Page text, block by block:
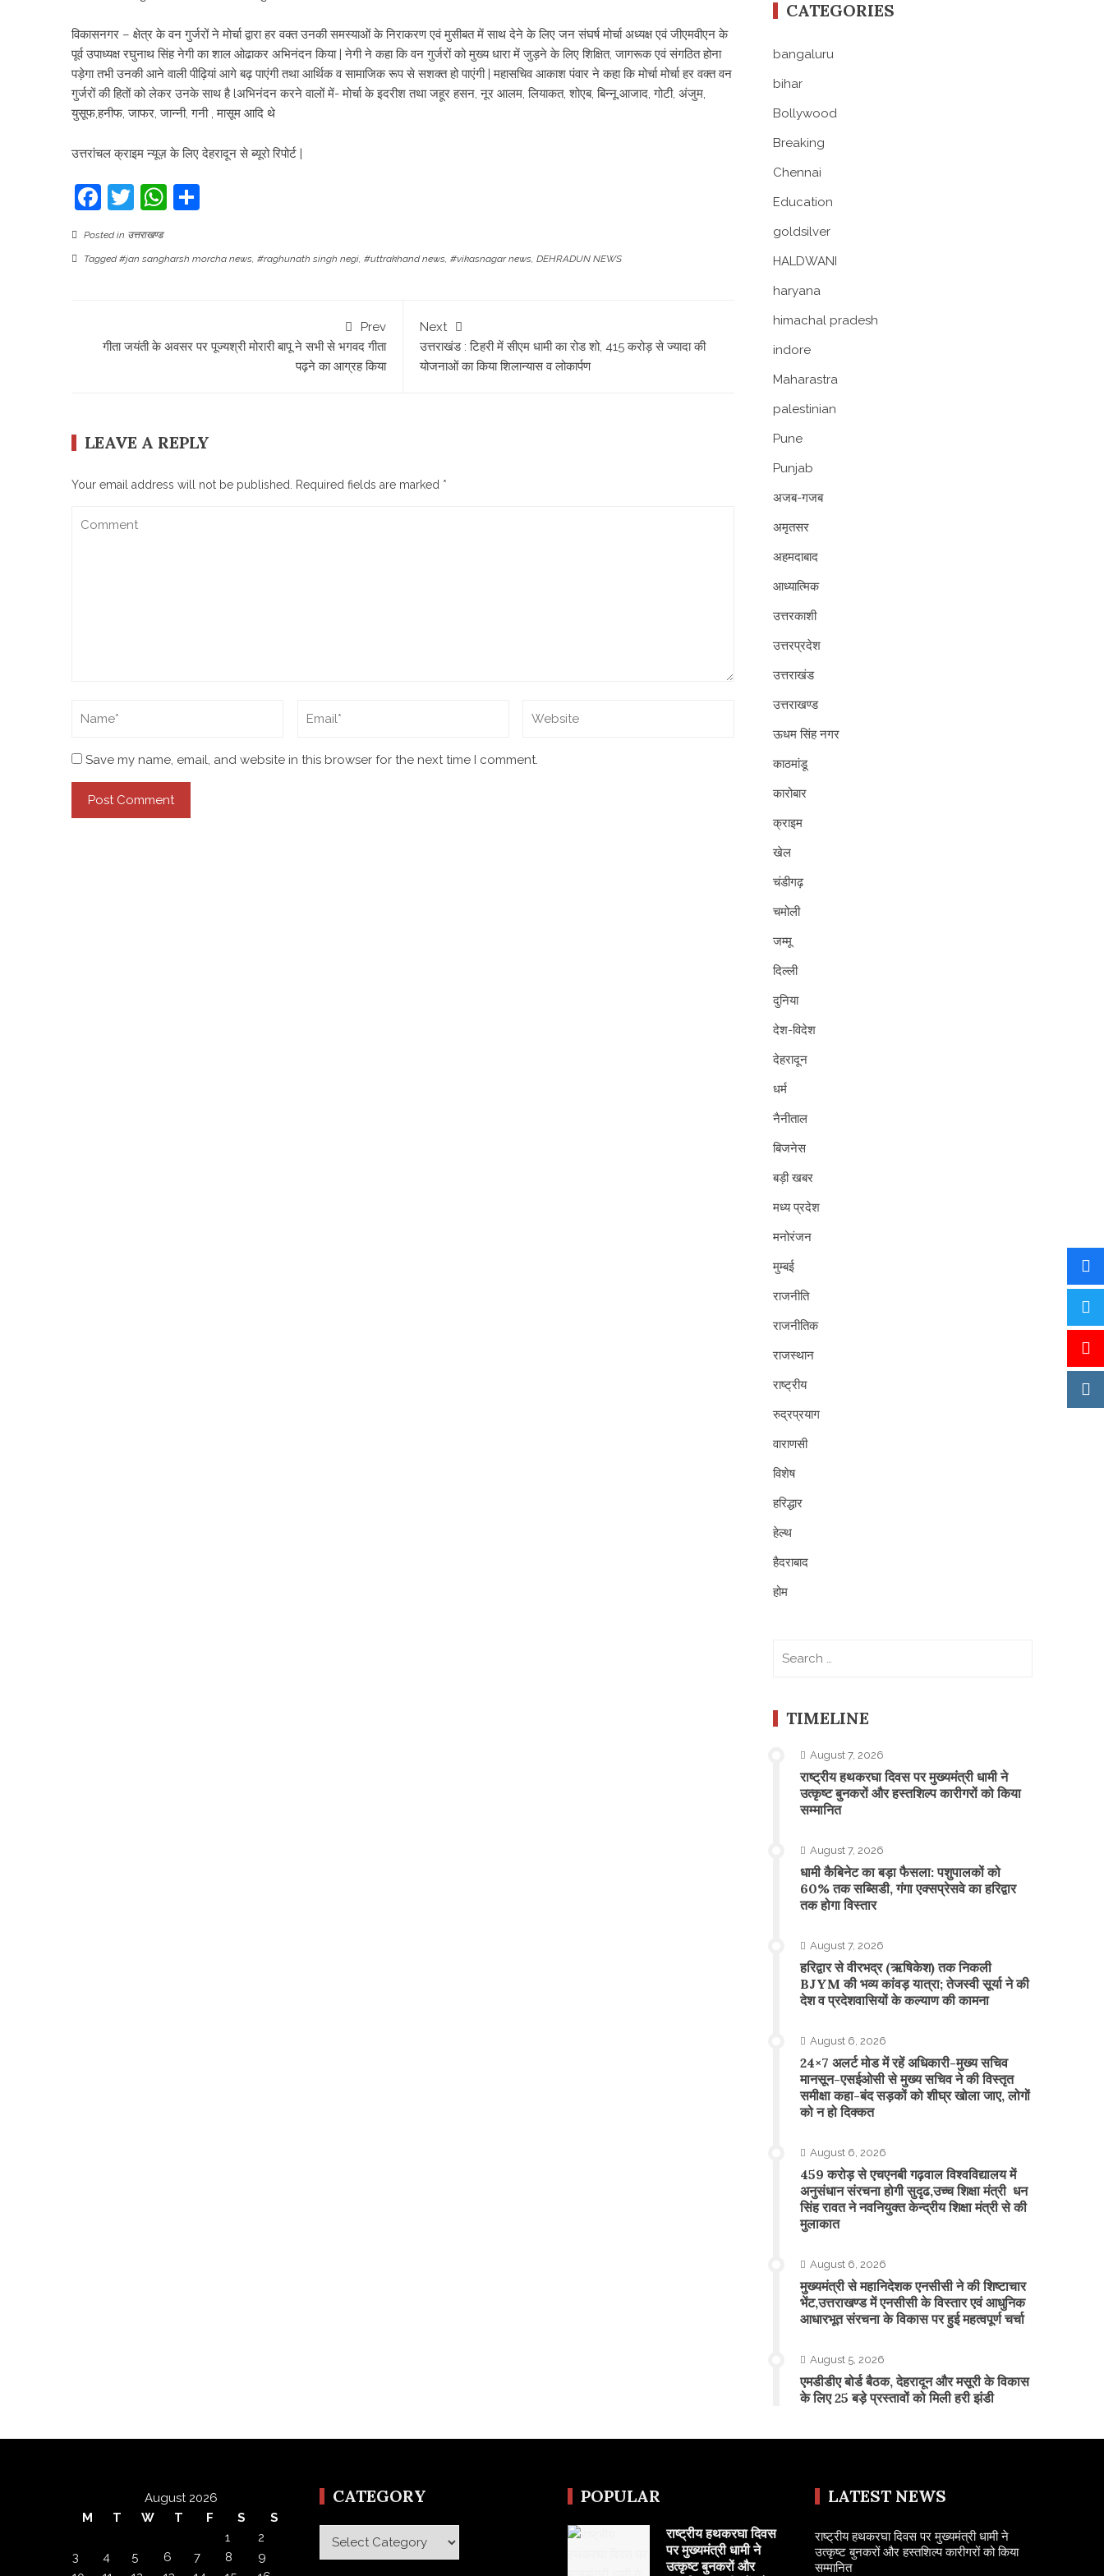
विकासनगर – क्षेत्र के वन गुर्जरों ने मोर्चा द्वारा हर वक्त उनकी समस्याओं के निराकरण एवं मुसीबत में साथ देने के लिए जन संघर्ष मोर्चा अध्यक्ष एवं जीएमवीएन के
पूर्व उपाध्यक्ष रघुनाथ सिंह नेगी का शाल ओढाकर अभिनंदन किया | नेगी ने कहा कि वन गुर्जरों को मुख्य धारा में जुड़ने के लिए शिक्षित, जागरूक एवं संगठित होना
पड़ेगा तभी उनकी आने वाली पीढ़ियां आगे बढ़ पाएंगी तथा आर्थिक व सामाजिक रूप से सशक्त हो पाएंगी | महासचिव आकाश पंवार ने कहा कि मोर्चा मोर्चा हर वक्त वन
गुर्जरों की हितों को लेकर उनके साथ है lअभिनंदन करने वालों में- मोर्चा के इदरीश तथा जहूर हसन, नूर आलम, लियाकत, शोएब, बिन्नू,आजाद, गोटी, अंजुम,
युसूफ,हनीफ, जाफर, जान्नी, गनी , मासूम आदि थे
उत्तरांचल क्राइम न्यूज़ के लिए देहरादून से ब्यूरो रिपोर्ट |
Facebook
TwitterWhatsApp
Posted in उत्तराखण्ड
Tagged#jan sangharsh morcha news, #raghunath singh negi, #uttrakhand news, #vikasnagar news, DEHRADUN NEWS
Prev
गीता जयंती के अवसर पर पूज्यश्री मोरारी बापू ने सभी से भगवद गीता
पढ़ने का आग्रह किया
Next
उत्तराखंड : टिहरी में सीएम धामी का रोड शो, 415 करोड़ से ज्यादा की
योजनाओं का किया शिलान्यास व लोकार्पण
LEAVE A REPLY
Your email address will not be published. Required fields are marked *
Save my name, email, and website in this browser for the next time I comment.
CATEGORIES
bangaluru
bihar
Bollywood
Breaking
Chennai
Education
goldsilver
HALDWANI
haryana
himachal pradesh
indore
Maharastra
palestinian
Pune
Punjab
अजब-गजब
अमृतसर
अहमदाबाद
आध्यात्मिक
उत्तरकाशी
उत्तरप्रदेश
उत्तराखंड
उत्तराखण्ड
ऊधम सिंह नगर
काठमांडू
कारोबार
क्राइम
खेल
चंडीगढ़
चमोली
जम्मू
दिल्ली
दुनिया
देश-विदेश
देहरादून
धर्म
नैनीताल
बिजनेस
बड़ी खबर
मध्य प्रदेश
मनोरंजन
मुम्बई
राजनीति
राजनीतिक
राजस्थान
राष्ट्रीय
रुद्रप्रयाग
वाराणसी
विशेष
हरिद्धार
हेल्थ
हैदराबाद
होम
TIMELINE
August 7, 2026
राष्ट्रीय हथकरघा दिवस पर मुख्यमंत्री धामी ने
उत्कृष्ट बुनकरों और हस्तशिल्प कारीगरों को किया
सम्मानित
August 7, 2026
​धामी कैबिनेट का बड़ा फैसला: पशुपालकों को
60% तक सब्सिडी, गंगा एक्सप्रेसवे का हरिद्वार
तक होगा विस्तार
August 7, 2026
​हरिद्वार से वीरभद्र (ऋषिकेश) तक निकली
BJYM की भव्य कांवड़ यात्रा; तेजस्वी सूर्या ने की
देश व प्रदेशवासियों के कल्याण की कामना
August 6, 2026
24×7 अलर्ट मोड में रहें अधिकारी-मुख्य सचिव
मानसून-एसईओसी से मुख्य सचिव ने की विस्तृत
समीक्षा कहा-बंद सड़कों को शीघ्र खोला जाए, लोगों
को न हो दिक्कत
August 6, 2026
459 करोड़ से एचएनबी गढ़वाल विश्वविद्यालय में
अनुसंधान संरचना होगी सुदृढ,उच्च शिक्षा मंत्री धन
सिंह रावत ने नवनियुक्त केन्द्रीय शिक्षा मंत्री से की
मुलाकात
August 6, 2026
मुख्यमंत्री से महानिदेशक एनसीसी ने की शिष्टाचार
भेंट,उत्तराखण्ड में एनसीसी के विस्तार एवं आधुनिक
आधारभूत संरचना के विकास पर हुई महत्वपूर्ण चर्चा
August 5, 2026
एमडीडीए बोर्ड बैठक, देहरादून और मसूरी के विकास
के लिए 25 बड़े प्रस्तावों को मिली हरी झंडी
August 2026
M
T W T F S
S
1
2
3
4 5 6 7 8
9
CATEGORY
Category
POPULAR
राष्ट्रीय हथकरघा दिवस
पर मुख्यमंत्री धामी ने
उत्कृष्ट बुनकरों और
LATEST NEWS
राष्ट्रीय हथकरघा दिवस पर मुख्यमंत्री धामी ने
उत्कृष्ट बुनकरों और हस्तशिल्प कारीगरों को किया
सम्मानित